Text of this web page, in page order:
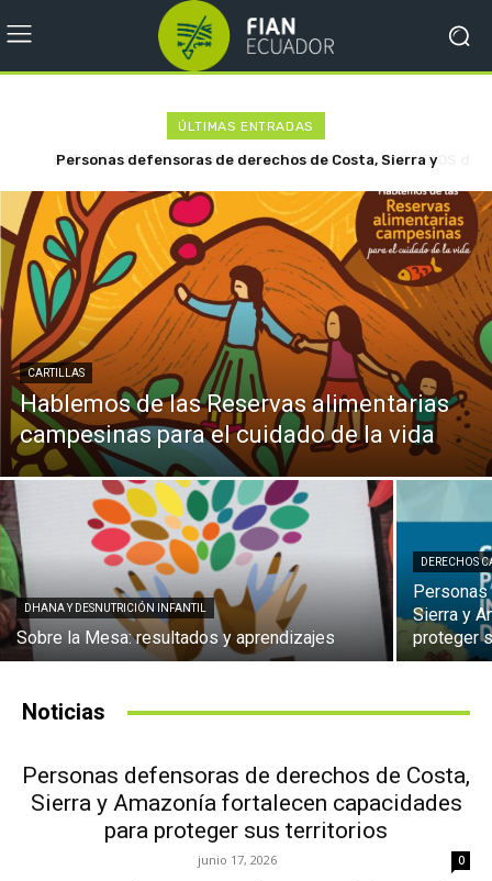
ÚLTIMAS ENTRADAS
SUB-CONVOCATORIA DE AYUDA FINANCIERA A TERCEROS del
de la Vida
CARTILLAS
Hablemos de las Reservas alimentarias
campesinas para el cuidado de la vida
DHANA Y DESNUTRICIÓN INFANTIL
Sobre la Mesa: resultados y aprendizajes
DERECHOS
Sierra y
proteger
Noticias
Personas defensoras de derechos de Costa,
Sierra y Amazonía fortalecen capacidades
para proteger sus territorios
junio 17, 2026 0